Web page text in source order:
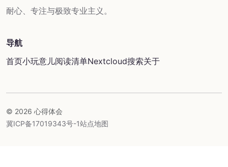
耐心、专注与极致专业主义。
导航
首页小玩意儿阅读清单Nextcloud搜索关于
© 2026 心得体会
冀ICP备17019343号-1站点地图